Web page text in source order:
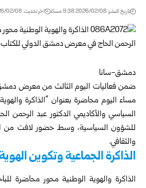
تاريخ النشر: 2026/02/08 9:38 مساءً اخر تحديث: 2026/02/08 9:38 مساءً
دمشق-سانا
ضمن فعاليات اليوم الثالث من معرض دمشق
مساء اليوم محاضرة بعنوان “الذاكرة
السياسي والأكاديمي الدكتور عبد الرحمن
للشؤون السياسية، وسط حضور لافت من
والثقافي.
الذاكرة الجماعية وتكوين